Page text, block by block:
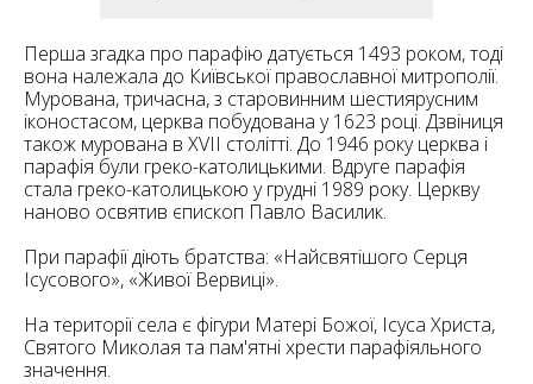
Перша згадка про парафію датується 1493 роком, тоді
вона належала до Київської православної митрополії.
Мурована, тричасна, з старовинним шестиярусним
іконостасом, церква побудована у 1623 році. Дзвіниця
також мурована в XVII столітті. До 1946 року церква і
парафія були греко-католицькими. Вдруге парафія
стала греко-католицькою у грудні 1989 року. Церкву
наново освятив єпископ Павло Василик.
При парафії діють братства: «Найсвятішого Серця
Ісусового», «Живої Вервиці».
На території села є фігури Матері Божої, Ісуса Христа,
Святого Миколая та пам'ятні хрести парафіяльного
значення.
16
182
22 5
10
6
4
10
6
2